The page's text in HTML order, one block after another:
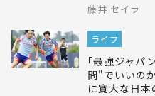
藤井 セイラ
ライフ
｢最強ジャパ
問"でいいの
に寛大な日本